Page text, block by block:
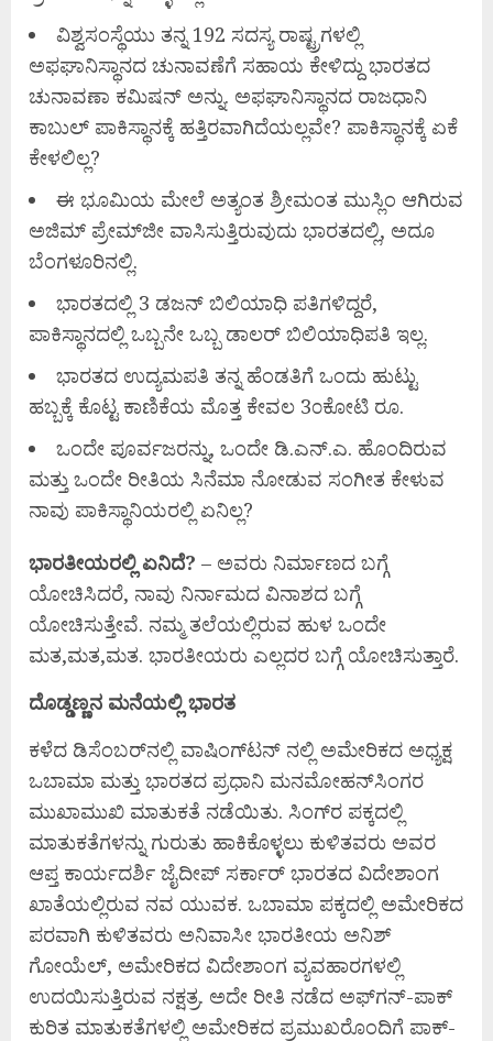
ವಿಶ್ವಸಂಸ್ಥೆಯು ತನ್ನ 192 ಸದಸ್ಯ ರಾಷ್ಟ್ರಗಳಲ್ಲಿ
ಅಫಘಾನಿಸ್ಥಾನದ ಚುನಾವಣೆಗೆ ಸಹಾಯ ಕೇಳಿದ್ದು ಭಾರತದ
ಚುನಾವಣಾ ಕಮಿಷನ್ ಅನ್ನು. ಅಫಘಾನಿಸ್ಥಾನದ ರಾಜಧಾನಿ
ಕಾಬುಲ್ ಪಾಕಿಸ್ಥಾನಕ್ಕೆ ಹತ್ತಿರವಾಗಿದೆಯಲ್ಲವೇ? ಪಾಕಿಸ್ಥಾನಕ್ಕೆ ಏಕೆ
ಕೇಳಲಿಲ್ಲ?
ಈ ಭೂಮಿಯ ಮೇಲೆ ಅತ್ಯಂತ ಶ್ರೀಮಂತ ಮುಸ್ಲಿಂ ಆಗಿರುವ
ಅಜಿಮ್ ಪ್ರೇಮ್‌ಜೀ ವಾಸಿಸುತ್ತಿರುವುದು ಭಾರತದಲ್ಲಿ, ಅದೂ
ಬೆಂಗಳೂರಿನಲ್ಲಿ.
ಭಾರತದಲ್ಲಿ 3 ಡಜನ್ ಬಿಲಿಯಾಧಿ ಪತಿಗಳಿದ್ದರೆ,
ಪಾಕಿಸ್ಥಾನದಲ್ಲಿ ಒಬ್ಬನೇ ಒಬ್ಬ ಡಾಲರ್ ಬಿಲಿಯಾಧಿಪತಿ ಇಲ್ಲ.
ಭಾರತದ ಉದ್ಯಮಪತಿ ತನ್ನ ಹೆಂಡತಿಗೆ ಒಂದು ಹುಟ್ಟು
ಹಬ್ಬಕ್ಕೆ ಕೊಟ್ಟ ಕಾಣಿಕೆಯ ಮೊತ್ತ ಕೇವಲ 3೦ಕೋಟಿ ರೂ.
ಒಂದೇ ಪೂರ್ವಜರನ್ನು, ಒಂದೇ ಡಿ.ಎನ್.ಎ. ಹೊಂದಿರುವ
ಮತ್ತು ಒಂದೇ ರೀತಿಯ ಸಿನೆಮಾ ನೋಡುವ ಸಂಗೀತ ಕೇಳುವ
ನಾವು ಪಾಕಿಸ್ಥಾನಿಯರಲ್ಲಿ ಏನಿಲ್ಲ?
ಭಾರತೀಯರಲ್ಲಿ ಏನಿದೆ? – ಅವರು ನಿರ್ಮಾಣದ ಬಗ್ಗೆ
ಯೋಚಿಸಿದರೆ, ನಾವು ನಿರ್ನಾಮದ ವಿನಾಶದ ಬಗ್ಗೆ
ಯೋಚಿಸುತ್ತೇವೆ. ನಮ್ಮ ತಲೆಯಲ್ಲಿರುವ ಹುಳ ಒಂದೇ
ಮತ,ಮತ,ಮತ. ಭಾರತೀಯರು ಎಲ್ಲದರ ಬಗ್ಗೆ ಯೋಚಿಸುತ್ತಾರೆ.
ದೊಡ್ಡಣ್ಣನ ಮನೆಯಲ್ಲಿ ಭಾರತ
ಕಳೆದ ಡಿಸೆಂಬರ್‌ನಲ್ಲಿ ವಾಷಿಂಗ್‌ಟನ್ ನಲ್ಲಿ ಅಮೇರಿಕದ ಅಧ್ಯಕ್ಷ
ಒಬಾಮಾ ಮತ್ತು ಭಾರತದ ಪ್ರಧಾನಿ ಮನಮೋಹನ್‌ಸಿಂಗರ
ಮುಖಾಮುಖಿ ಮಾತುಕತೆ ನಡೆಯಿತು. ಸಿಂಗ್‌ರ ಪಕ್ಕದಲ್ಲಿ
ಮಾತುಕತೆಗಳನ್ನು ಗುರುತು ಹಾಕಿಕೊಳ್ಳಲು ಕುಳಿತವರು ಅವರ
ಆಪ್ತ ಕಾರ್ಯದರ್ಶಿ ಜೈದೀಪ್ ಸರ್ಕಾರ್ ಭಾರತದ ವಿದೇಶಾಂಗ
ಖಾತೆಯಲ್ಲಿರುವ ನವ ಯುವಕ. ಒಬಾಮಾ ಪಕ್ಕದಲ್ಲಿ ಅಮೇರಿಕದ
ಪರವಾಗಿ ಕುಳಿತವರು ಅನಿವಾಸೀ ಭಾರತೀಯ ಅನಿಶ್
ಗೋಯೆಲ್, ಅಮೇರಿಕದ ವಿದೇಶಾಂಗ ವ್ಯವಹಾರಗಳಲ್ಲಿ
ಉದಯಿಸುತ್ತಿರುವ ನಕ್ಷತ್ರ. ಅದೇ ರೀತಿ ನಡೆದ ಅಫ್‌ಗನ್-ಪಾಕ್
ಕುರಿತ ಮಾತುಕತೆಗಳಲ್ಲಿ ಅಮೇರಿಕದ ಪ್ರಮುಖರೊಂದಿಗೆ ಪಾಕ್-